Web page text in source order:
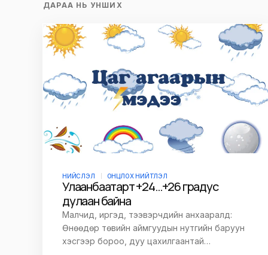
ДАРАА НЬ УНШИХ
НИЙСЛЭЛ ОНЦЛОХ НИЙТЛЭЛ
Улаанбаатарт +24…+26 градус
дулаан байна
Малчид, иргэд, тээвэрчдийн анхааралд:
Өнөөдөр төвийн аймгуудын нутгийн баруун
хэсгээр бороо, дуу цахилгаантай…